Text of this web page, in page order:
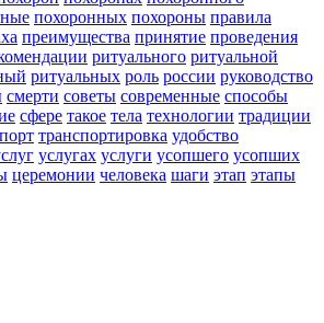
похоронных похороны правила
преимущества принятие проведения
ритуального ритуальной
ритуальных роль россии руководство
смерти советы современные способы
сфере такое тела технологии традиции
транспортировка удобство
услугах услуги усопшего усопших
церемонии человека шаги этап этапы